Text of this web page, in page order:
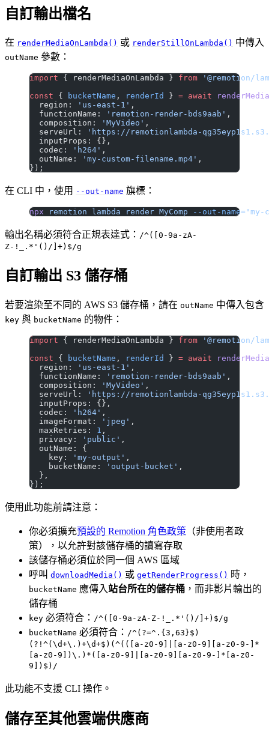
自訂輸出檔名
在 renderMediaOnLambda() 或 renderStillOnLambda() 中傳入
outName 參數：
import { renderMediaOnLambda } from '@remotion/
const { bucketName , renderId } = await
  region:
'us-east-1' ,
  functionName:
'remotion-render-bds9aab' ,
  composition:
'MyVideo' ,
  serveUrl:
'https://remotionlambda-
  inputProps: {},
  codec:
'h264' ,
  outName:
'my-custom-filename.mp4' ,
});
在 CLI 中，使用 --out-name 旗標：
npx remotion lambda render MyComp --out-name="my-
輸出名稱必須符合正規表達式： /^([0-9a-zA-
Z-!_.*'()/]+)$/g
自訂輸出 S3 儲存桶
若要渲染至不同的 AWS S3 儲存桶，請在 outName 中傳入包含
key 與 bucketName 的物件：
import { renderMediaOnLambda } from '@remotion/
const { bucketName , renderId } = await
  region:
'us-east-1' ,
  functionName:
'remotion-render-bds9aab' ,
  composition:
'MyVideo' ,
  serveUrl:
'https://remotionlambda-
  inputProps: {},
  codec:
'h264' ,
  imageFormat:
'jpeg' ,
  maxRetries:
1 ,
  privacy:
'public' ,
  outName: {
    key:
'my-output' ,
    bucketName:
'output-bucket' ,
  },
});
使用此功能前請注意：
你必須擴充預設的 Remotion 角色政策 （非使用者政
策），以允許對該儲存桶的讀寫存取
該儲存桶必須位於同一個 AWS 區域
呼叫 downloadMedia() 或 getRenderProgress() 時，
bucketName 應傳入站台所在的儲存桶 ，而非影片輸出的
儲存桶
key 必須符合： /^([0-9a-zA-Z-!_.*'()/]+)$/g
bucketName 必須符合： /^(?=^.{3,63}$)
(?!^(\d+\.)+\d+$)(^(([a-z0-9]|[a-z0-9][a-z0-9-]*
[a-z0-9])\.)*([a-z0-9]|[a-z0-9][a-z0-9-]*[a-z0-
9])$)/
此功能不支援 CLI 操作。
儲存至其他雲端供應商